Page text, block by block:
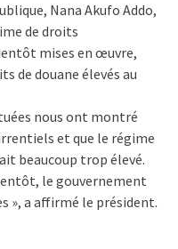
Nana Akufo Addo,
de droits
mises en œuvre,
de douane élevés au
nous ont montré
et que le régime
beaucoup trop élevé.
le gouvernement
», a affirmé le président.